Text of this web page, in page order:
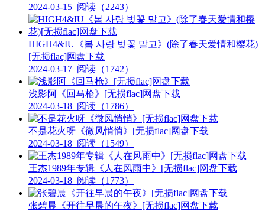
2024-03-15 阅读（2243）
HIGH4&IU《봄 사랑 벚꽃 말고》(除了春天爱情和樱花)
[无损flac]网盘下载
2024-03-17 阅读（1742）
浅影阿《回马枪》[无损flac]网盘下载
2024-03-18 阅读（1786）
不是花火呀《微风悄悄》[无损flac]网盘下载
2024-03-18 阅读（1549）
王杰1989年专辑《人在风雨中》[无损flac]网盘下载
2024-03-18 阅读（1773）
张碧晨《开往早晨的午夜》[无损flac]网盘下载